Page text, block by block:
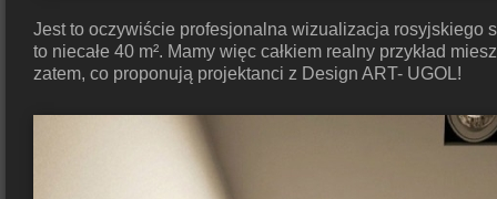
Jest to oczywiście profesjonalna wizualizacja rosyjskiego
to niecałe 40 m². Mamy więc całkiem realny przykład
zatem, co proponują projektanci z Design ART- UGOL!